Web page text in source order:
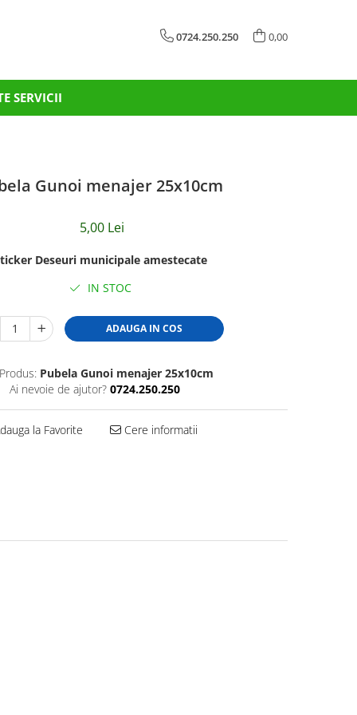
0724.250.250 0,00
SERVICII
Gunoi menajer 25x10cm
5,00 Lei
Deseuri municipale amestecate
IN STOC
ADAUGA IN COS
Pubela Gunoi menajer 25x10cm
Ai nevoie de ajutor? 0724.250.250
la Favorite Cere informatii